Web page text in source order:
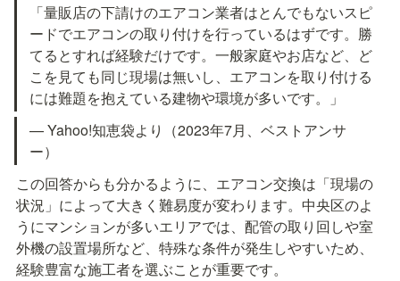
「量販店の下請けのエアコン業者はとんでもないスピ
ードでエアコンの取り付けを行っているはずです。勝
てるとすれば経験だけです。一般家庭やお店など、ど
こを見ても同じ現場は無いし、エアコンを取り付ける
には難題を抱えている建物や環境が多いです。」
— Yahoo!知恵袋より（2023年7月、ベストアンサ
ー）
この回答からも分かるように、エアコン交換は「現場の
状況」によって大きく難易度が変わります。中央区のよ
うにマンションが多いエリアでは、配管の取り回しや室
外機の設置場所など、特殊な条件が発生しやすいため、
経験豊富な施工者を選ぶことが重要です。